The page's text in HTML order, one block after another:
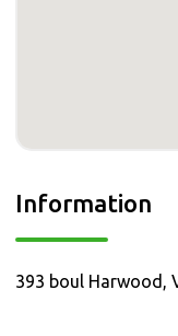
Information
393 boul Harwood,